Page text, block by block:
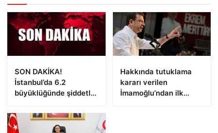
SON DAKİKA!
İstanbul’da 6.2
büyüklüğünde şiddetli
Hakkında tutuklama
kararı verilen
İmamoğlu’ndan ilk